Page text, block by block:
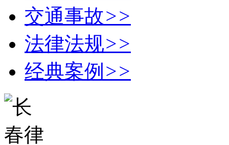
交通事故>>
法律法规>>
经典案例 >>